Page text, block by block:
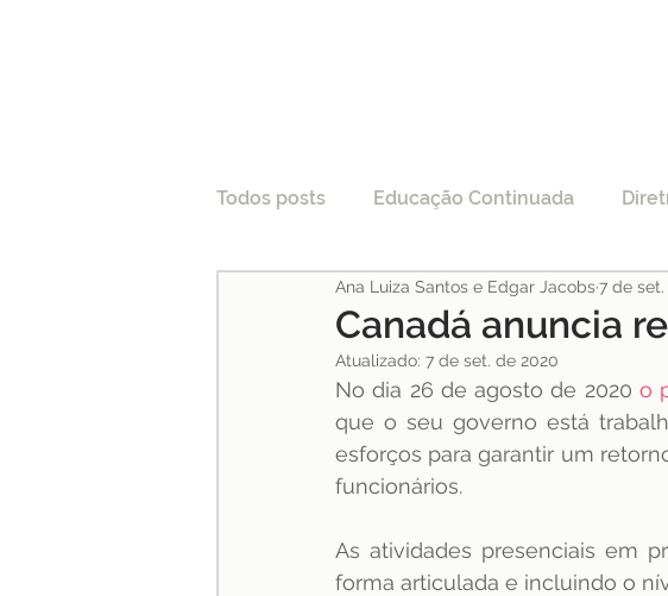
Todos posts Educação Continuada
Tecnologia e Direito
Processo Seletivo Credenciamento
Pesquisas Medicina
especialização Jurisprudência
Canadá anuncia
Ana Luiza Santos e Edgar Jacobs7 de
Atualizado: 7 de set. de 2020
No dia 26 de agosto de 2020 o
que o seu governo está
esforços para garantir um
funcionários.
As atividades presenciais em
forma articulada e incluindo o